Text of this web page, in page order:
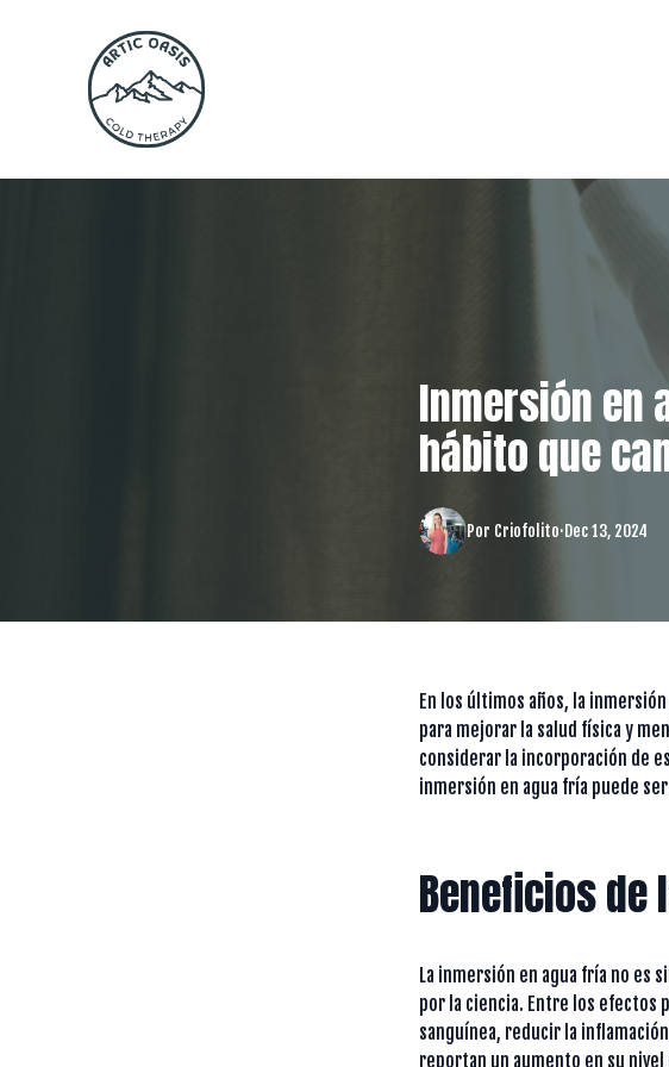
Inmersión en
hábito que
Dec 13, 2024
·
Por Criofolito
En los últimos años, la
para mejorar la salud física y
considerar la incorporación de
inmersión en agua fría puede
Beneficios
La inmersión en agua fría no es
por la ciencia. Entre los efectos
sanguínea, reducir la
reportan un aumento en su